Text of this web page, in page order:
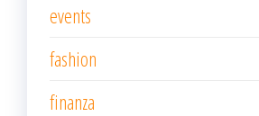
events
fashion
finanza